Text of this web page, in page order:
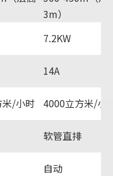
3m）
7.2KW
14A
/小时
4000立方米/小
软管直排
自动